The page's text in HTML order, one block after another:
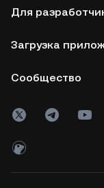
Для
Загрузка
Сообщество